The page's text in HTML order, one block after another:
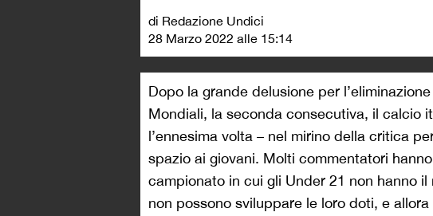
di Redazione Undici
28 Marzo 2022 alle 15:14
Dopo la grande delusione per
Mondiali, la seconda consecutiva, il calcio
l’ennesima volta – nel mirino della critica
spazio ai giovani. Molti commentatori
campionato in cui gli Under 21 non hanno
non possono sviluppare le loro doti, e